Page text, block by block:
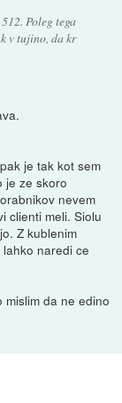
Poleg tega
v tujino, da kr
je tak kot sem
je ze skoro
nevem
clienti meli. Siolu
Z kublenim
naredi ce
mislim da ne edino